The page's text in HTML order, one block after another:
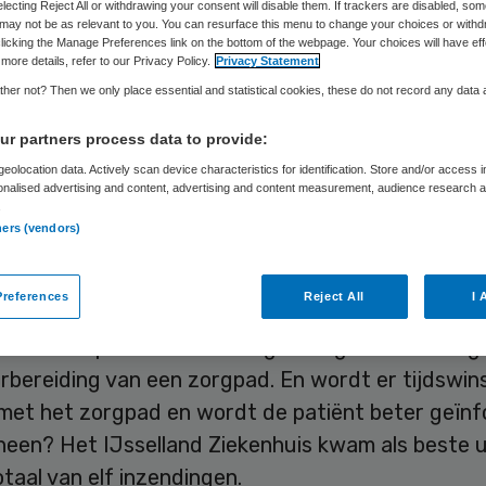
Skipr Redactie 10 februari 2014,11:08
Ziekenhuis heeft met het zorgpad
Schrijvers-prijs gewonnen voor het best
Schrijvers-prijs gaat naar het zorgpad dat de
op verschillende kwaliteitseisen.
van een zorgpad. En wordt er
het zorgpad en wordt de patiënt beter
Het IJsselland Ziekenhuis kwam als beste
van elf inzendingen.
Reject All or withdrawing your consent will disable them. If trackers are disabled,
not be as relevant to you. You can resurface this menu to change your choices or
the Manage Preferences link on the bottom of the webpage. Your choices will have
details, refer to our Privacy Policy. Privacy Statement
not? Then we only place essential and statistical cookies, these do not record any data
partners process data to provide:
data. Actively scan device characteristics for identification. Store and/or access
advertising and content, advertising and content measurement, audience research
(vendors)
Reject All I